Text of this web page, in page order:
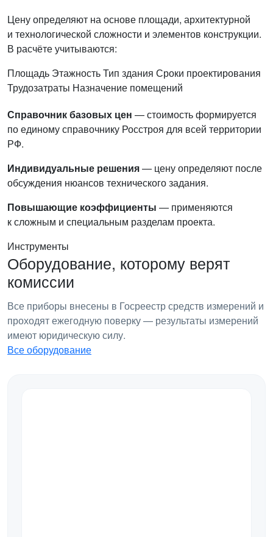
Цену определяют на основе площади, архитектурной
и технологической сложности и элементов конструкции.
В расчёте учитываются:
Площадь ЭтажностьТип здания Сроки проектирования
Трудозатраты Назначение помещений
Справочник базовых цен — стоимость формируется
по единому справочнику Росстроя для всей территории
РФ.
Индивидуальные решения— цену определяют после
обсуждения нюансов технического задания.
Повышающие коэффициенты — применяются
к сложным и специальным разделам проекта.
Инструменты
Оборудование, которому верят
комиссии
Все приборы внесены в Госреестр средств измерений и
проходят ежегодную поверку — результаты измерений
имеют юридическую силу.
Все оборудование